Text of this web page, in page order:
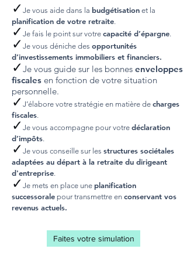
✓ Je vous aide dans la budgétisation et la
planification de votre retraite.
✓ Je fais le point sur votre capacité d’épargne.
✓ Je vous déniche des opportunités
d’investissements immobiliers et financiers.
✓Je vous guide sur les bonnes enveloppes
fiscales en fonction de votre situation
personnelle.
✓ J’élabore votre stratégie en matière de charges
fiscales.
✓ Je vous accompagne pour votre déclaration
d’impôts.
✓ Je vous conseille sur les structures sociétales
adaptées au départ à la retraite du dirigeant
d'entreprise.
✓ Je mets en place une planification
successorale pour transmettre en conservant vos
revenus actuels.
Faites votre simulation